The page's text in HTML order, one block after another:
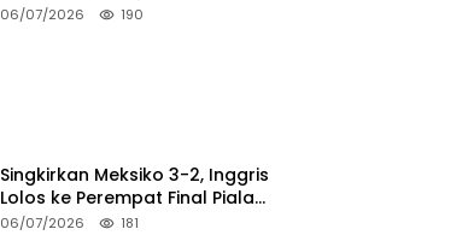
Championship 2026
06/07/2026 190
Singkirkan Meksiko 3-2, Inggris
Lolos ke Perempat Final Piala
Dunia 2026
06/07/2026 181